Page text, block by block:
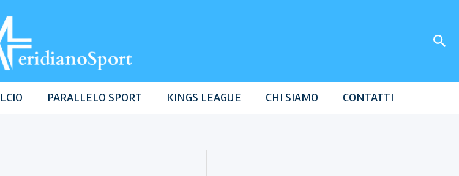
PARALLELO SPORT KINGS LEAGUE CHI SIAMO CONTATTI